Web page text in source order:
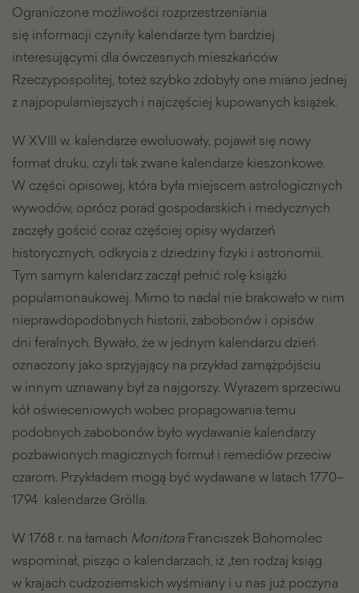
Ograniczone możliwości rozprzestrzeniania
się informacji czyniły kalendarze tym bardziej
interesującymi dla ówczesnych mieszkańców
Rzeczypospolitej, toteż szybko zdobyły one miano jednej
z najpopularniejszych i najczęściej kupowanych książek.
W XVIII w. kalendarze ewoluowały, pojawił się nowy
format druku, czyli tak zwane kalendarze kieszonkowe.
W części opisowej, która była miejscem astrologicznych
wywodów, oprócz porad gospodarskich i medycznych
zaczęły gościć coraz częściej opisy wydarzeń
historycznych, odkrycia z dziedziny fizyki i astronomii.
Tym samym kalendarz zaczął pełnić rolę książki
popularnonaukowej. Mimo to nadal nie brakowało w nim
nieprawdopodobnych historii, zabobonów i opisów
dni feralnych. Bywało, że w jednym kalendarzu dzień
oznaczony jako sprzyjający na przykład zamążpójściu
w innym uznawany był za najgorszy. Wyrazem sprzeciwu
kół oświeceniowych wobec propagowania temu
podobnych zabobonów było wydawanie kalendarzy
pozbawionych magicznych formuł i remediów przeciw
czarom. Przykładem mogą być wydawane w latach 1770–
1794 kalendarze Grölla.
W 1768 r. na łamach MonitoraFranciszek Bohomolec
wspominał, pisząc o kalendarzach, iż „ten rodzaj ksiąg
w krajach cudzoziemskich wyśmiany i u nas już poczyna